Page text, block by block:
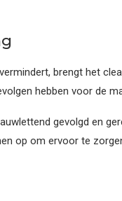
brengt het
hebben voor de
gevolgd en
op om ervoor te